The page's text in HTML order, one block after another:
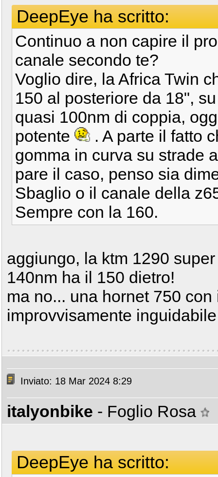
DeepEye ha scritto:
Continuo a non capire il
canale secondo te?
Voglio dire, la Africa Twin
150 al posteriore da 18",
quasi 100nm di coppia,
potente
. A parte il fatto
gomma in curva su strade
pare il caso, penso sia
Sbaglio o il canale della
Sempre con la 160.
aggiungo, la ktm 1290
140nm ha il 150 dietro!
ma no... una hornet 750
improvvisamente
Inviato: 18 Mar 2024 8:29
italyonbike - Foglio Rosa
DeepEye ha scritto: